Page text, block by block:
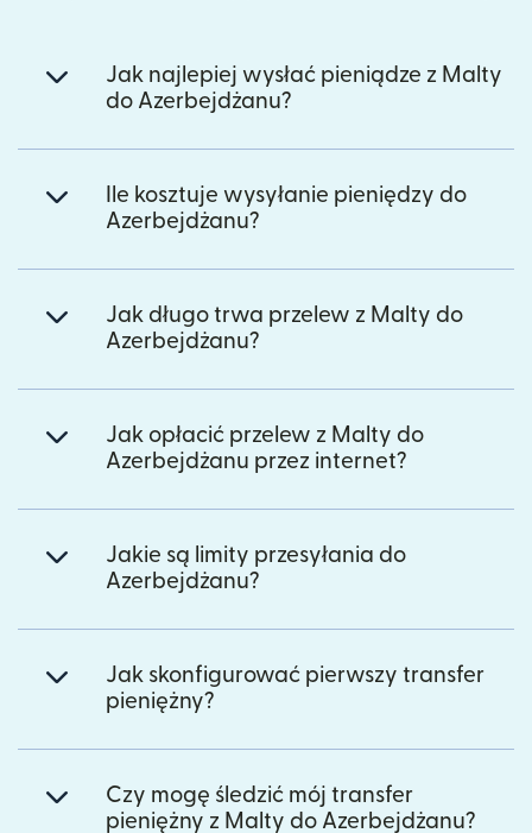
Jak najlepiej wysłać pieniądze z Malty
do Azerbejdżanu?
Ile kosztuje wysyłanie pieniędzy do
Azerbejdżanu?
Jak długo trwa przelew z Malty do
Azerbejdżanu?
Jak opłacić przelew z Malty do
Azerbejdżanu przez internet?
Jakie są limity przesyłania do
Azerbejdżanu?
Jak skonfigurować pierwszy transfer
pieniężny?
Czy mogę śledzić mój transfer
pieniężny z Malty do Azerbejdżanu?